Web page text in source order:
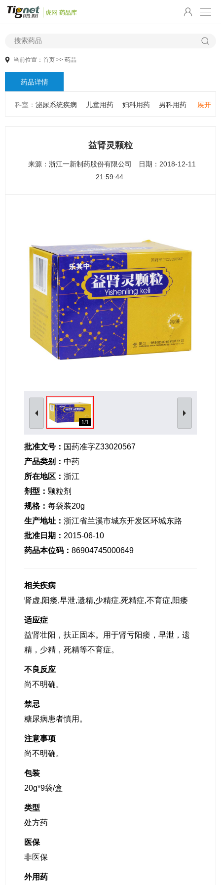
当前位置： 首页 >> 药品
药品详情
展开
科室： 泌尿系统疾病 儿童用药 妇科用药 男科用药
心血管系统疾病 精神心理疾病
性传播疾病
益肾灵颗粒
来源： 浙江一新制药股份有限公司
日期：2018-12-11
21:59:44
1/1
批准文号： 国药准字Z33020567
产品类别： 中药
所在地区： 浙江
剂型： 颗粒剂
规格： 每袋装20g
生产地址： 浙江省兰溪市城东开发区环城东路
批准日期： 2015-06-10
药品本位码： 86904745000649
相关疾病
肾虚,阳痿,早泄,遗精,少精症,死精症,不育症,阳痿
适应症
益肾壮阳，扶正固本。用于肾亏阳痿，早泄，遗
精，少精，死精等不育症。
不良反应
尚不明确。
禁忌
糖尿病患者慎用。
注意事项
尚不明确。
包装
20g*9袋/盒
类型
处方药
医保
非医保
外用药